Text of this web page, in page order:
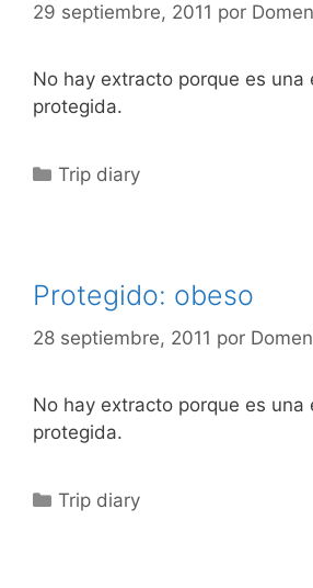
29 septiembre, 2011 por
No hay extracto porque es una
protegida.
Categorías
Trip diary
Protegido: obeso
28 septiembre, 2011 por
No hay extracto porque es una
protegida.
Categorías
Trip diary